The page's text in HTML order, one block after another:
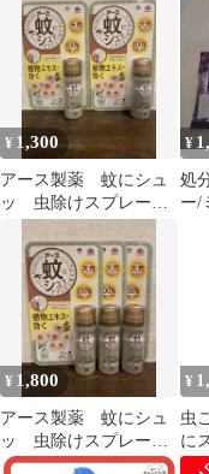
ーマット
効
料
ま
¥ 1,300
アース製薬 蚊にシュ
ッ 虫除けスプレー
天然 植物エキス 2本
セット キャンプ
¥
処
ー/
¥ 1,800
アース製薬 蚊にシュ
ッ 虫除けスプレー
天然 植物エキス 3本
¥
虫
に
よ